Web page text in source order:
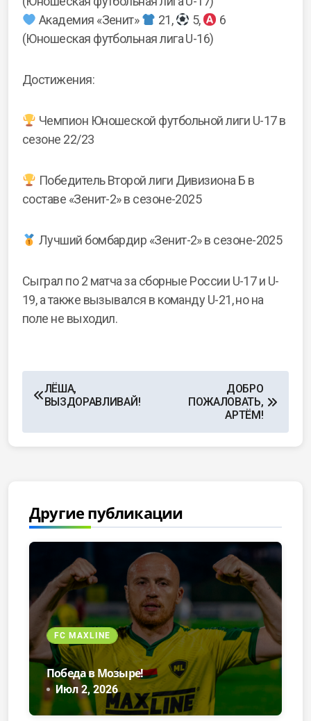
Академия «Зенит»
21, 5,
6
(Юношеская футбольная лига U-16)
Достижения:
Чемпион Юношеской футбольной лиги U-17 в
сезоне 22/23
Победитель Второй лиги Дивизиона Б в
составе «Зенит-2» в сезоне-2025
Лучший бомбардир «Зенит-2» в сезоне-2025
Сыграл по 2 матча за сборные России U-17 и U-
19, а также вызывался в команду U-21, но на
поле не выходил.
ЛЁША,
ВЫЗДОРАВЛИВАЙ!
ДОБРО
ПОЖАЛОВАТЬ,
АРТЁМ!
Другие публикации
FC MAXLINE
Победа в Мозыре!
Июл 2, 2026